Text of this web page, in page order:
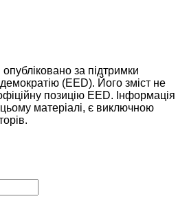
за підтримки
(EED). Його зміст не
позицію EED. Інформація
матеріалі, є виключною